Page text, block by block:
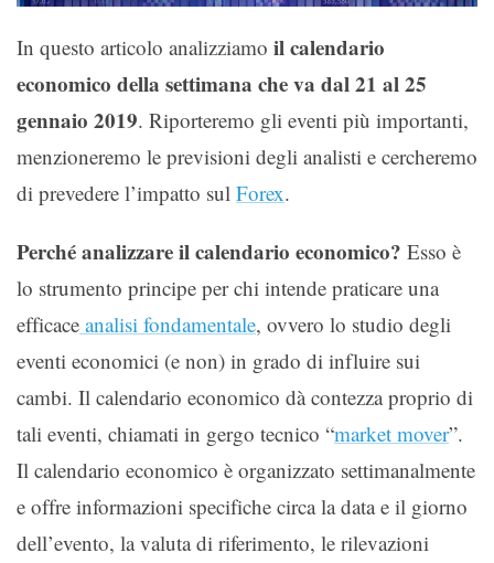
In questo articolo analizziamo il calendario
economico della settimana che va dal 21 al 25
gennaio 2019. Riporteremo gli eventi più importanti,
menzioneremo le previsioni degli analisti e cercheremo
di prevedere l’impatto sul Forex.
Perché analizzare il calendario economico? Esso è
lo strumento principe per chi intende praticare una
efficace analisi fondamentale, ovvero lo studio degli
eventi economici (e non) in grado di influire sui
cambi. Il calendario economico dà contezza proprio di
tali eventi, chiamati in gergo tecnico “market mover”.
Il calendario economico è organizzato settimanalmente
e offre informazioni specifiche circa la data e il giorno
dell’evento, la valuta di riferimento, le rilevazioni